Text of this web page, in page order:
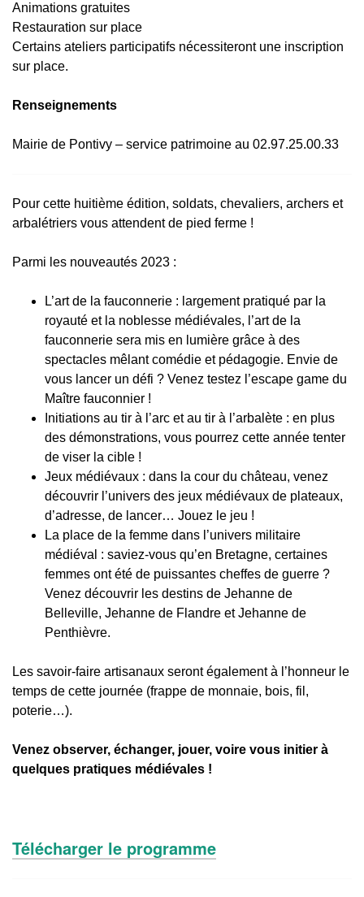
Animations gratuites
Restauration sur place
Certains ateliers participatifs nécessiteront une inscription
sur place.
Renseignements
Mairie de Pontivy – service patrimoine au 02.97.25.00.33
Pour cette huitième édition, soldats, chevaliers, archers et
arbalétriers vous attendent de pied ferme !
Parmi les nouveautés 2023 :
L’art de la fauconnerie : largement pratiqué par la
royauté et la noblesse médiévales, l’art de la
fauconnerie sera mis en lumière grâce à des
spectacles mêlant comédie et pédagogie. Envie de
vous lancer un défi ? Venez testez l’escape game du
Maître fauconnier !
Initiations au tir à l’arc et au tir à l’arbalète : en plus
des démonstrations, vous pourrez cette année tenter
de viser la cible !
Jeux médiévaux : dans la cour du château, venez
découvrir l’univers des jeux médiévaux de plateaux,
d’adresse, de lancer… Jouez le jeu !
La place de la femme dans l’univers militaire
médiéval : saviez-vous qu’en Bretagne, certaines
femmes ont été de puissantes cheffes de guerre ?
Venez découvrir les destins de Jehanne de
Belleville, Jehanne de Flandre et Jehanne de
Penthièvre.
Les savoir-faire artisanaux seront également à l’honneur le
temps de cette journée (frappe de monnaie, bois, fil,
poterie…).
Venez observer, échanger, jouer, voire vous initier à
quelques pratiques médiévales !
Télécharger le programme